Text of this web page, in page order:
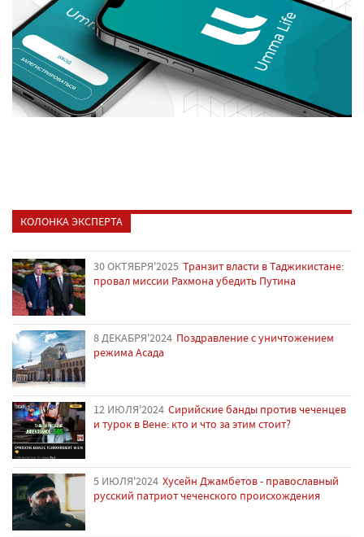
КОЛОНКА ЭКСПЕРТА
30 ОКТЯБРЯ'2025 Транзит власти в Таджикистане:
провал миссии Рахмона убедить Путина
8 ДЕКАБРЯ'2024 Поздравление с уничтожением
режима Асада
12 ИЮЛЯ'2024 Сирийские банды против чеченцев
и турок в Вене: кто и что за этим стоит?
5 ИЮЛЯ'2024 Хусейн Джамбетов - православный
русский патриот чеченского происхождения